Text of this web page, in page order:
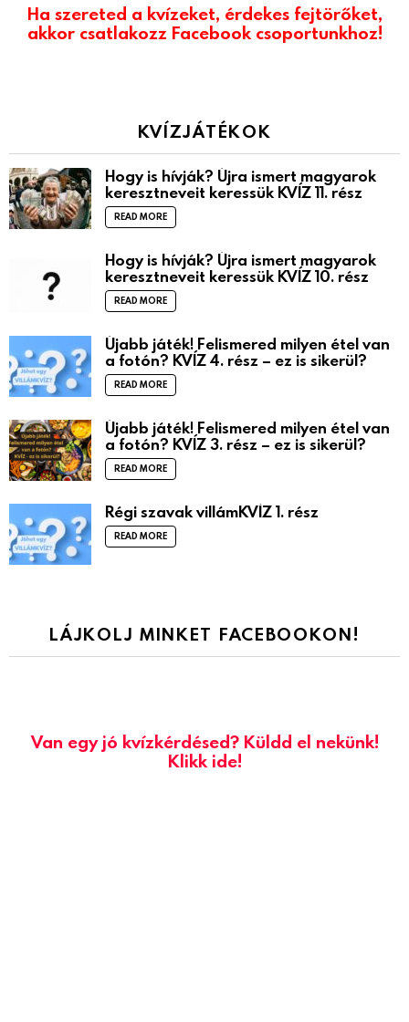
Ha szereted a kvízeket, érdekes fejtörőket,
akkor csatlakozz Facebook csoportunkhoz!
KVÍZJÁTÉKOK
Hogy is hívják? Újra ismert magyarok
keresztneveit keressük KVÍZ 11. rész
READ MORE
Hogy is hívják? Újra ismert magyarok
keresztneveit keressük KVÍZ 10. rész
READ MORE
Újabb játék! Felismered milyen étel van
a fotón? KVÍZ 4. rész – ez is sikerül?
READ MORE
Újabb játék! Felismered milyen étel van
a fotón? KVÍZ 3. rész – ez is sikerül?
READ MORE
Régi szavak villámKVÍZ 1. rész
READ MORE
LÁJKOLJ MINKET FACEBOOKON!
Van egy jó kvízkérdésed? Küldd el nekünk!
Klikk ide!